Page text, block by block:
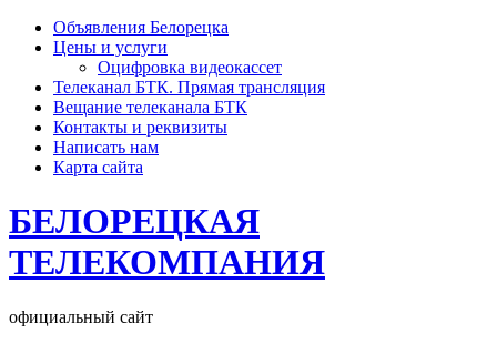
Объявления Белорецка
Цены и услуги
Оцифровка видеокассет
Телеканал БТК. Прямая трансляция
Вещание телеканала БТК
Контакты и реквизиты
Написать нам
Карта сайта
БЕЛОРЕЦКАЯ
ТЕЛЕКОМПАНИЯ
официальный сайт